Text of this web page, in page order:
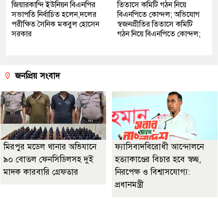
জিয়ারকান্দি ইউনিয়ন বিএনপির
সভাপতি নির্বাচিত হলেন,দলের
পরীক্ষিত সৈনিক মকবুল হোসেন
সরকার
তিতাসে কমিটি গঠন নিয়ে
বিএনপিতে কোন্দল; অভিযোগ
স্বজনপ্রীতির তিতাসে কমিটি
গঠন নিয়ে বিএনপিতে কোন্দল;
জনপ্রিয় সংবাদ
মিরপুর মডেল থানার অভিযানে
৯০ বোতল ফেনসিডিলসহ দুই
মাদক কারবারি গ্রেফতার
ফ্যাসিবাদবিরোধী আন্দোলনে
হত্যাকাণ্ডের বিচার হবে স্বচ্ছ,
নিরপেক্ষ ও বিশ্বাসযোগ্য:
প্রধানমন্ত্রী